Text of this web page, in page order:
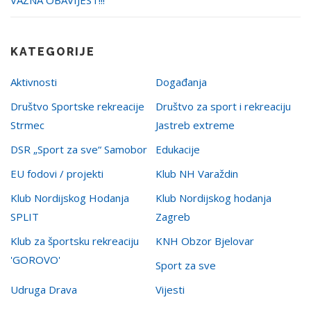
KATEGORIJE
Aktivnosti
Događanja
Društvo Sportske rekreacije
Strmec
Društvo za sport i rekreaciju
Jastreb extreme
DSR „Sport za sve“ Samobor
Edukacije
EU fodovi / projekti
Klub NH Varaždin
Klub Nordijskog Hodanja
SPLIT
Klub Nordijskog hodanja
Zagreb
Klub za športsku rekreaciju
'GOROVO'
KNH Obzor Bjelovar
Sport za sve
Udruga Drava
Vijesti